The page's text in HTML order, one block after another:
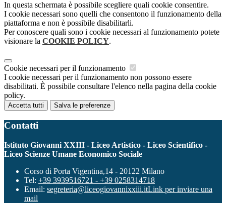
In questa schermata è possibile scegliere quali cookie consentire.
I cookie necessari sono quelli che consentono il funzionamento della
piattaforma e non è possibile disabilitarli.
Per conoscere quali sono i cookie necessari al funzionamento potete
visionare la COOKIE POLICY.
Cookie necessari per il funzionamento
I cookie necessari per il funzionamento non possono essere
disabilitati. È possibile consultare l'elenco nella pagina della cookie
policy.
Accetta tutti Salva le preferenze
Contatti
Istituto Giovanni XXIII - Liceo Artistico - Liceo Scientifico -
Liceo Scienze Umane Economico Sociale
Corso di Porta Vigentina,14 - 20122 Milano
Tel: +39 3939516721 - +39 0258314718
Email: segreteria@liceogiovannixxiii.itLink per inviare una
mail